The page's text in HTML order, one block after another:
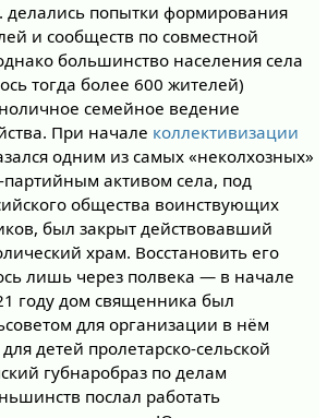
делались попытки формирования
и сообществ по совместной
большинство населения села
тогда более 600 жителей)
семейное ведение
При начале коллективизации
одним из самых «неколхозных»
партийным активом села, под
общества воинствующих
был закрыт действовавший
храм. Восстановить его
лишь через полвека — в начале
году дом священника был
для организации в нём
детей пролетарско-сельской
губнаробраз по делам
послал работать